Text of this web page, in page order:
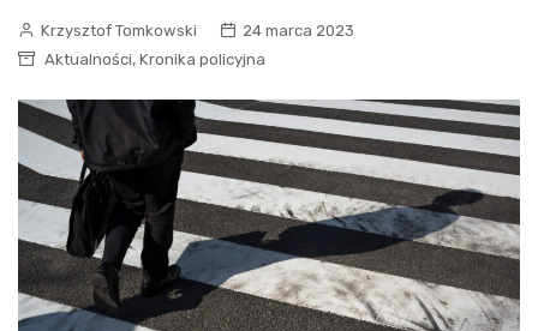
Krzysztof Tomkowski
24 marca 2023
Aktualności, Kronika policyjna